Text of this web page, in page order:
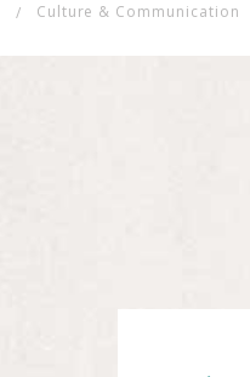
Culture & Communication